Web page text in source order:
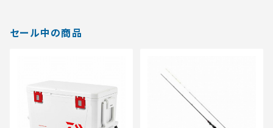
セール中の商品